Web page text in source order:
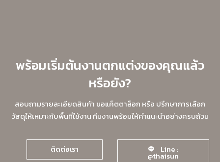
พร้อมเริ่มต้นงานตกแต่งของคุณแล้ว
หรือยัง?
สอบถามรายละเอียดสินค้า ขอแค็ตตาล็อก หรือ ปรึกษาการเลือก
วัสดุให้เหมาะกับพื้นที่ใช้งาน ทีมงานพร้อมให้คำแนะนำอย่างครบถ้วน
ติดต่อเรา Line :
@thaisun